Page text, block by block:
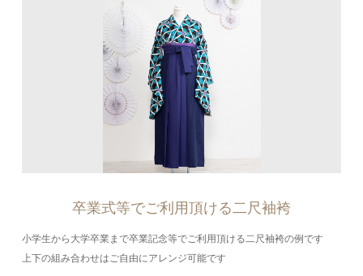
卒業式等でご利用頂ける二尺袖袴
小学生から大学卒業まで卒業記念等でご利用頂ける二尺袖袴の例です
上下の組み合わせはご自由にアレンジ可能です